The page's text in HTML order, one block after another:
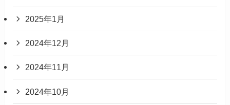
2025年1月
2024年12月
2024年11月
2024年10月